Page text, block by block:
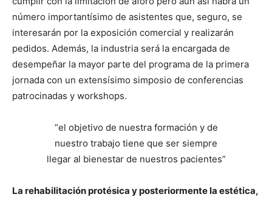
número importantísimo de asistentes que, seguro, se
interesarán por la exposición comercial y realizarán
pedidos. Además, la industria será la encargada de
desempeñar la mayor parte del programa de la primera
jornada con un extensísimo simposio de conferencias
patrocinadas y workshops.
“el objetivo de nuestra formación y de
nuestro trabajo tiene que ser siempre
llegar al bienestar de nuestros pacientes”
La rehabilitación protésica y posteriormente la estética,